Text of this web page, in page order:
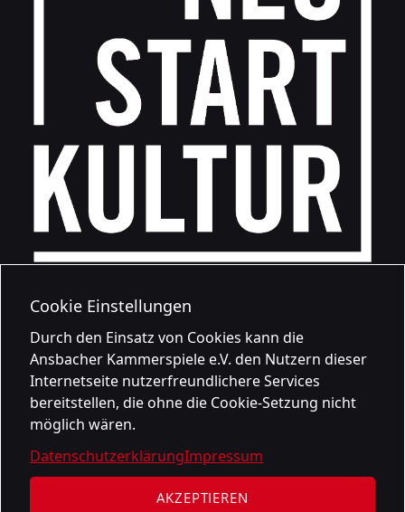
Cookie Einstellungen
Durch den Einsatz von Cookies kann die
Ansbacher Kammerspiele e.V. den Nutzern dieser
Internetseite nutzerfreundlichere Services
bereitstellen, die ohne die Cookie-Setzung nicht
möglich wären.
AKZEPTIEREN
DatenschutzerklärungImpressum